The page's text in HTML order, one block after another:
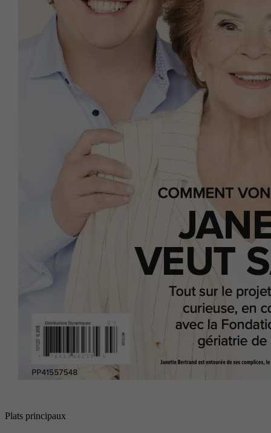
Plats principaux